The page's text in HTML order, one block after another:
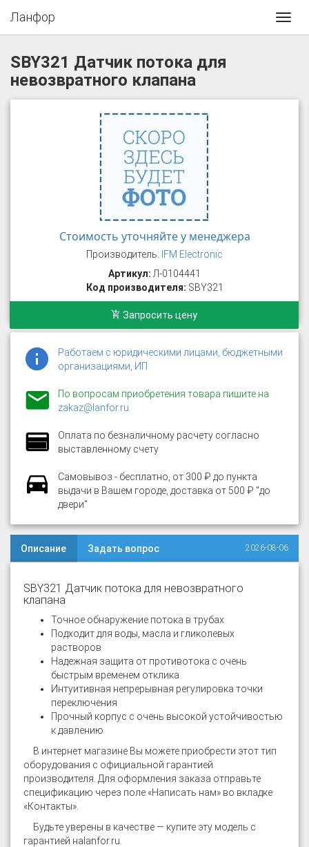
Ланфор
SBY321 Датчик потока для
невозвратного клапана
Стоимость уточняйте у менеджера
Производитель: IFM Electronic
Артикул: Л-0104441
Код производителя: SBY321
Запросить цену
Работаем с юридическими лицами, бюджетными
организациями, ИП
По вопросам приобретения товара пишите на
zakaz@lanfor.ru
Оплата по безналичному расчету согласно
выставленному счету
Самовывоз - бесплатно, от 300 ₽ до пункта
выдачи в Вашем городе, доставка от 500 ₽ "до
двери"
Описание Задать вопрос 2026-08-06
SBY321 Датчик потока для невозвратного
клапана
Точное обнаружение потока в трубах
Подходит для воды, масла и гликолевых
растворов
Надежная защита от противотока с очень
быстрым временем отклика
Интуитивная непрерывная регулировка точки
переключения
Прочный корпус с очень высокой устойчивостью
к давлению
В интернет магазине Вы можете приобрести этот тип
оборудования с официальной гарантией
производителя. Для оформления заказа отправьте
спецификацию через поле «Написать нам» во вкладке
«Контакты».
Будьте уверены в качестве — купите эту модель с
гарантией на lanfor.ru